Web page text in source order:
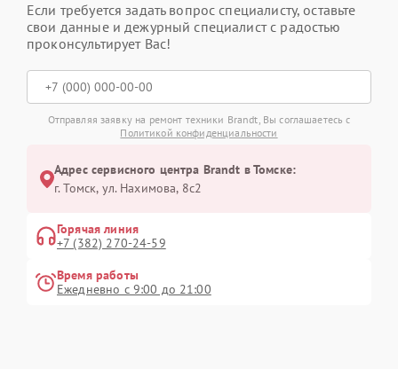
Если требуется задать вопрос специалисту, оставьте
свои данные и дежурный специалист с радостью
проконсультирует Вас!
Отправляя заявку на ремонт техники Brandt, Вы соглашаетесь с
Политикой конфиденциальности
Адрес сервисного центра Brandt в Томске:
г. Томск, ул. Нахимова, 8с2
Горячая линия
+7 (382) 270-24-59
Время работы
Ежедневно с 9:00 до 21:00